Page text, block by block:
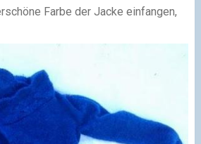
Farbe der Jacke einfangen,